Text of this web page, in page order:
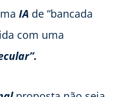
IA de “bancada
com uma